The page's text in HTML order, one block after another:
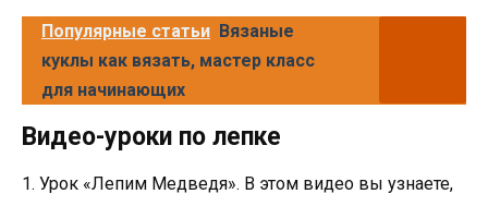
Популярные статьи Вязаные
куклы как вязать, мастер класс
для начинающих
Видео-уроки по лепке
1. Урок «Лепим Медведя». В этом видео вы узнаете,